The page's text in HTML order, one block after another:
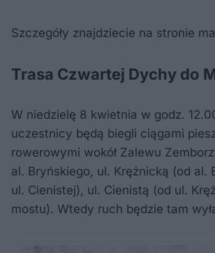
Szczegóły znajdziecie na stronie
Trasa Czwartej Dychy do
W niedzielę 8 kwietnia w godz.
uczestnicy będą biegli ciągami
rowerowymi wokół Zalewu
al. Bryńskiego, ul. Krężnicką (od al.
ul. Cienistej), ul. Cienistą (od ul.
mostu). Wtedy ruch będzie tam